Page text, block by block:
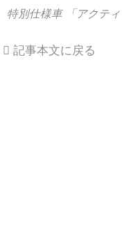
特別仕様車 「アクテ
記事本文に戻る